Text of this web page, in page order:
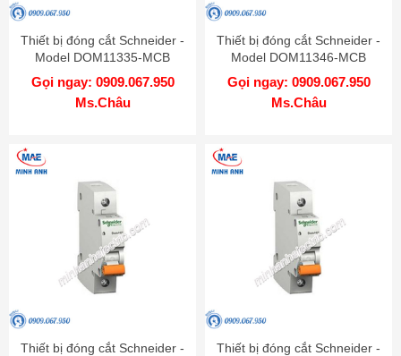
Thiết bị đóng cắt Schneider -
Model DOM11335-MCB
Gọi ngay: 0909.067.950
Ms.Châu
Thiết bị đóng cắt Schneider -
Model DOM11346-MCB
Gọi ngay: 0909.067.950
Ms.Châu
Thiết bị đóng cắt Schneider -
Thiết bị đóng cắt Schneider -